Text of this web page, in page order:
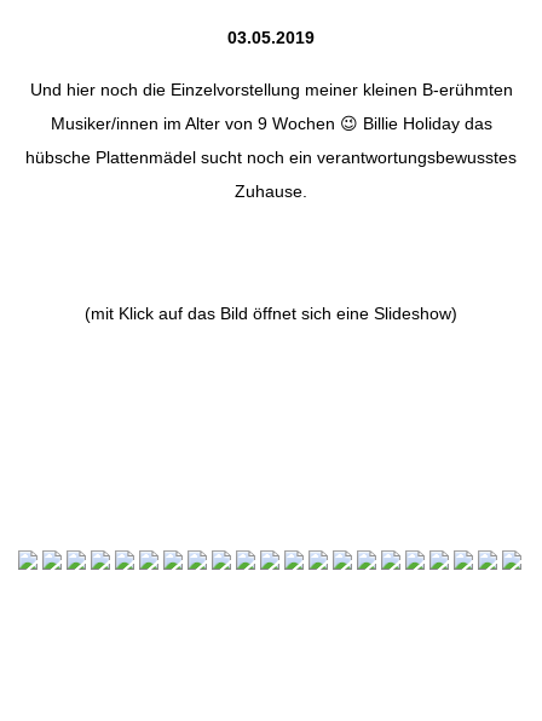
03.05.2019
Und hier noch die Einzelvorstellung meiner kleinen B-erühmten
Musiker/innen im Alter von 9 Wochen 😉 Billie Holiday das
hübsche Plattenmädel sucht noch ein verantwortungsbewusstes
Zuhause.
(mit Klick auf das Bild öffnet sich eine Slideshow)